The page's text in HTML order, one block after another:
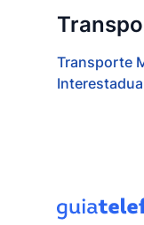
Transporte